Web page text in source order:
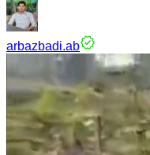
arbazbadi.ab